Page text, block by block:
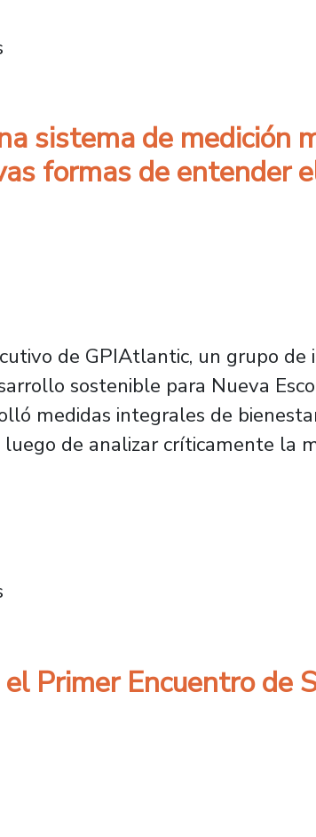
y reúso ante la crisis hídrica
sistema de medición
formas de entender
de GPIAtlantic, un grupo de
sostenible para Nueva
medidas integrales de
de analizar críticamente la
sistema de medición
Primer Encuentro de